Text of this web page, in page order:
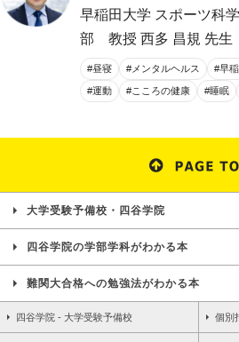
早稲田大学 スポーツ科
部 教授 西多 昌規 先生
#昼寝 #メンタルヘルス #早
#運動 #こころの健康 #睡眠
大学受験予備校・四谷学院
四谷学院の学部学科がわかる本
難関大合格への勉強法がわかる本
四谷学院 - 大学受験予備校 個別